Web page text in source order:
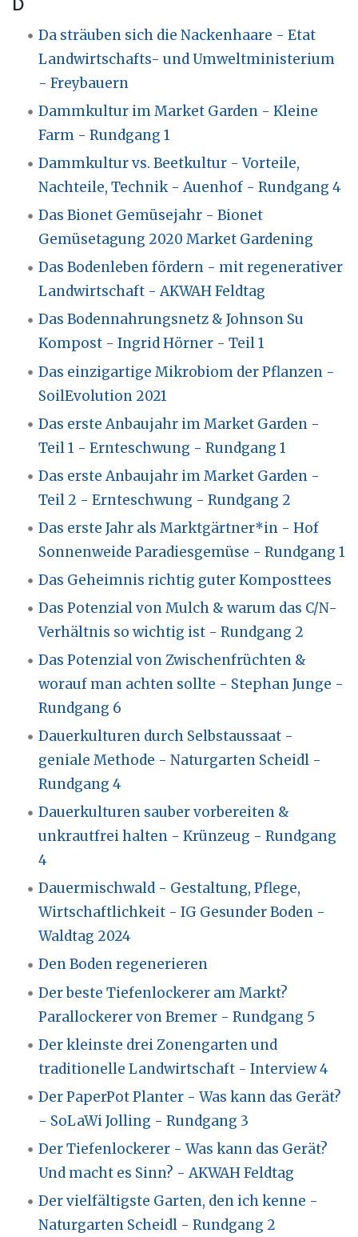
Da sträuben sich die Nackenhaare - Etat
Landwirtschafts- und Umweltministerium
- Freybauern
Dammkultur im Market Garden - Kleine
Farm - Rundgang 1
Dammkultur vs. Beetkultur - Vorteile,
Nachteile, Technik - Auenhof - Rundgang 4
Das Bionet Gemüsejahr - Bionet
Gemüsetagung 2020 Market Gardening
Das Bodenleben fördern - mit regenerativer
Landwirtschaft - AKWAH Feldtag
Das Bodennahrungsnetz & Johnson Su
Kompost - Ingrid Hörner - Teil 1
Das einzigartige Mikrobiom der Pflanzen -
SoilEvolution 2021
Das erste Anbaujahr im Market Garden -
Teil 1 - Ernteschwung - Rundgang 1
Das erste Anbaujahr im Market Garden -
Teil 2 - Ernteschwung - Rundgang 2
Das erste Jahr als Marktgärtner*in - Hof
Sonnenweide Paradiesgemüse - Rundgang 1
Das Geheimnis richtig guter Komposttees
Das Potenzial von Mulch & warum das C/N-
Verhältnis so wichtig ist - Rundgang 2
Das Potenzial von Zwischenfrüchten &
worauf man achten sollte - Stephan Junge -
Rundgang 6
Dauerkulturen durch Selbstaussaat -
geniale Methode - Naturgarten Scheidl -
Rundgang 4
Dauerkulturen sauber vorbereiten &
unkrautfrei halten - Krünzeug - Rundgang
4
Dauermischwald - Gestaltung, Pflege,
Wirtschaftlichkeit - IG Gesunder Boden -
Waldtag 2024
Den Boden regenerieren
Der beste Tiefenlockerer am Markt?
Parallockerer von Bremer - Rundgang 5
Der kleinste drei Zonengarten und
traditionelle Landwirtschaft - Interview 4
Der PaperPot Planter - Was kann das Gerät?
- SoLaWi Jolling - Rundgang 3
Der Tiefenlockerer - Was kann das Gerät?
Und macht es Sinn? - AKWAH Feldtag
Der vielfältigste Garten, den ich kenne -
Naturgarten Scheidl - Rundgang 2